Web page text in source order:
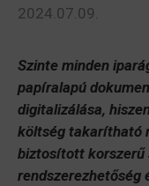
2024.07.09.
Szinte minden
papíralapú
digitalizálása,
költség takarítható
biztosított korszerű
rendszerezhetőség